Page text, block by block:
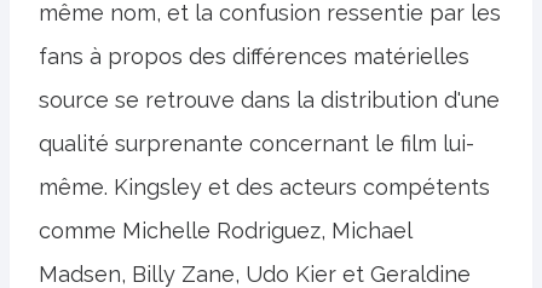
même nom, et la confusion ressentie par les
fans à propos des différences matérielles
source se retrouve dans la distribution d'une
qualité surprenante concernant le film lui-
même. Kingsley et des acteurs compétents
comme Michelle Rodriguez, Michael
Madsen, Billy Zane, Udo Kier et Geraldine